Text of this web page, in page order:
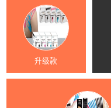
升级款